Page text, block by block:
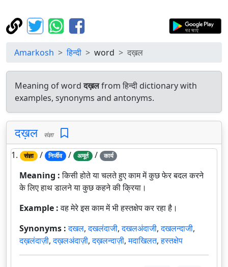
Amarkosh हिन्दी word दख़ल
Meaning of wordदख़लfrom हिन्दी dictionary with
examples, synonyms and antonyms.
दख़ल संज्ञा
1. संज्ञा / निर्जीव / अमूर्त / कार्य
Meaning :किसी होते या चलते हुए काम में कुछ फेर बदल करने
के लिए हाथ डालने या कुछ कहने की क्रिया।
Example :वह मेरे इस काम में भी हस्तक्षेप कर रहा है।
Synonyms :दखल,दखलंदाजी,दखलअंदाजी,दखलन्दाजी,
दख़लंदाज़ी,दख़लअंदाज़ी,दख़लन्दाज़ी,मदाखिलत,हस्तक्षेप